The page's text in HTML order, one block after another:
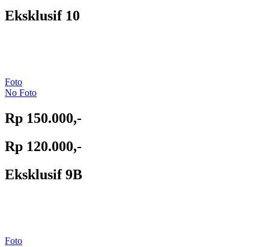
Eksklusif 10
Foto
No Foto
Rp 150.000,-
Rp 120.000,-
Eksklusif 9B
Foto